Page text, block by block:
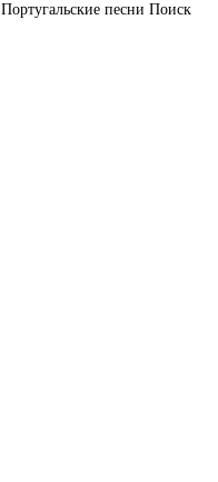
Португальские песни Поиск